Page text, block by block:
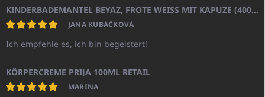
KINDERBADEMANTEL BEYAZ, FROTE WEISS MIT KAPUZE (400GR)
JANA KUBÁČKOVÁ
Ich empfehle es, ich bin begeistert!
KÖRPERCREME PRIJA 100ML RETAIL
MARINA